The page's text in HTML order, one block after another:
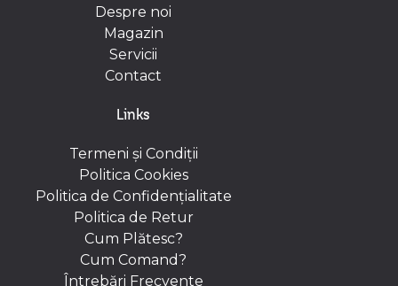
Despre noi
Magazin
Servicii
Contact
Links
Termeni și Condiții
Politica Cookies
Politica de Confidențialitate
Politica de Retur
Cum Plătesc?
Cum Comand?
Întrebări Frecvente